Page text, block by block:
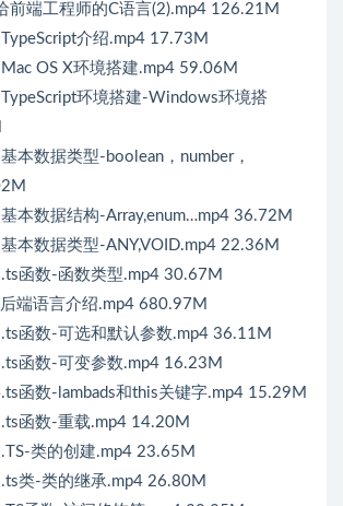
前端工程师的C语言(2).mp4 126.21M
介绍.mp4 17.73M
OS X环境搭建.mp4 59.06M
环境搭建-Windows环境搭
本数据类型-boolean，number，
本数据结构-Array,enum…mp4 36.72M
本数据类型-ANY,VOID.mp4 22.36M
函数-函数类型.mp4 30.67M
端语言介绍.mp4 680.97M
函数-可选和默认参数.mp4 36.11M
函数-可变参数.mp4 16.23M
函数-lambads和this关键字.mp4 15.29M
函数-重载.mp4 14.20M
类的创建.mp4 23.65M
类-类的继承.mp4 26.80M